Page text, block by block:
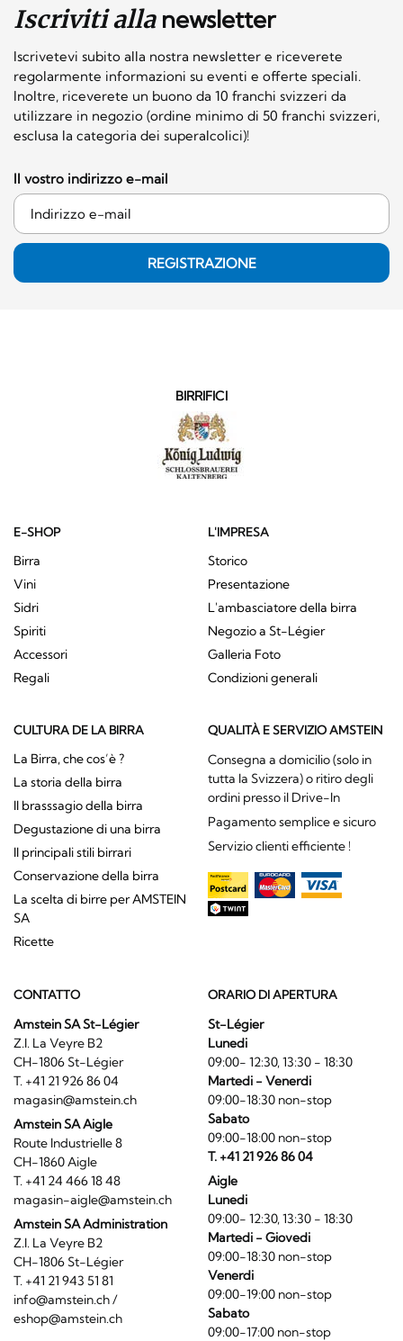
Iscriviti allanewsletter
Iscrivetevi subito alla nostra newsletter e riceverete
regolarmente informazioni su eventi e offerte speciali.
Inoltre, riceverete un buono da 10 franchi svizzeri da
utilizzare in negozio (ordine minimo di 50 franchi svizzeri,
esclusa la categoria dei superalcolici)!
Il vostro indirizzo e-mail
REGISTRAZIONE
BIRRIFICI
E-SHOP
Birra
Vini
Sidri
Spiriti
Accessori
Regali
L'IMPRESA
Storico
Presentazione
L'ambasciatore della birra
Negozio a St-Légier
Galleria Foto
Condizioni generali
CULTURA DE LA BIRRA
La Birra, che cos’è ?
La storia della birra
Il brasssagio della birra
Degustazione di una birra
Il principali stili birrari
Conservazione della birra
La scelta di birre per AMSTEIN
SA
Ricette
QUALITÀ E SERVIZIO AMSTEIN
Consegna a domicilio (solo in
tutta la Svizzera) o ritiro degli
ordini presso il Drive-In
Pagamento semplice e sicuro
Servizio clienti efficiente !
CONTATTO
Amstein SA St-Légier
Z.I. La Veyre B2
CH-1806 St-Légier
T. +41 21 926 86 04
magasin@amstein.ch
Amstein SA Aigle
Route Industrielle 8
CH-1860 Aigle
T. +41 24 466 18 48
magasin-aigle@amstein.ch
Amstein SA Administration
Z.I. La Veyre B2
CH-1806 St-Légier
T. +41 21 943 51 81
info@amstein.ch/
eshop@amstein.ch
ORARIO DI APERTURA
St-Légier
Lunedi
09:00- 12:30, 13:30 - 18:30
Martedi - Venerdi
09:00-18:30 non-stop
Sabato
09:00-18:00 non-stop
T. +41 21 926 86 04
Aigle
Lunedi
09:00- 12:30, 13:30 - 18:30
Martedi - Giovedi
09:00-18:30 non-stop
Venerdi
09:00-19:00 non-stop
Sabato
09:00-17:00 non-stop